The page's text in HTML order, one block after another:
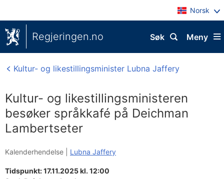
Norsk
Regjeringen.no Meny
Søk
Kultur- og likestillingsminister Lubna Jaffery
Kultur- og likestillingsministeren
besøker språkkafé på Deichman
Lambertseter
Kalenderhendelse | Lubna Jaffery
Tidspunkt: 17.11.2025 kl. 12:00